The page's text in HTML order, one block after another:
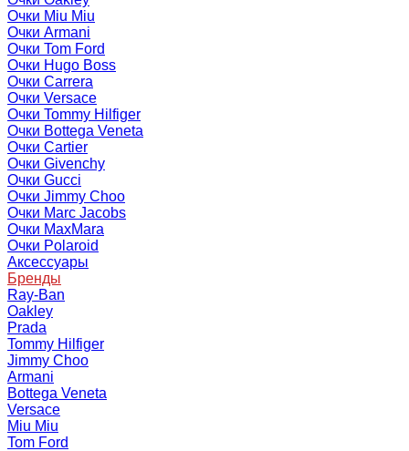
Очки Miu Miu
Очки Armani
Очки Tom Ford
Очки Hugo Boss
Очки Carrera
Очки Versace
Очки Tommy Hilfiger
Очки Bottega Veneta
Очки Cartier
Очки Givenchy
Очки Gucci
Очки Jimmy Choo
Очки Marc Jacobs
Очки MaxMara
Очки Polaroid
Аксессуары
Бренды
Ray-Ban
Oakley
Prada
Tommy Hilfiger
Jimmy Choo
Armani
Bottega Veneta
Versace
Miu Miu
Tom Ford